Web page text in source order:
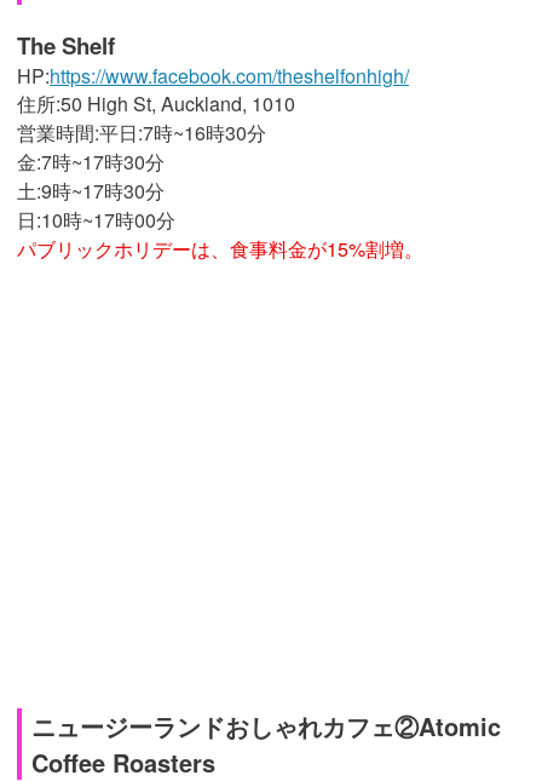
The Shelf
HP:https://www.facebook.com/theshelfonhigh/
住所:50 High St, Auckland, 1010
営業時間:平日:7時~16時30分
金:7時~17時30分
土:9時~17時30分
日:10時~17時00分
パブリックホリデーは、食事料金が15%割増。
ニュージーランドおしゃれカフェ②Atomic
Coffee Roasters